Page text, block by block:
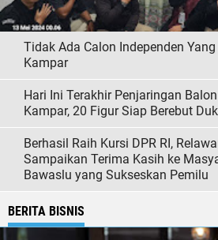
Tidak Ada Calon Independen
Kampar
Hari Ini Terakhir Penjaringan
Kampar, 20 Figur Siap Berebut
Berhasil Raih Kursi DPR RI,
Sampaikan Terima Kasih ke
Bawaslu yang Sukseskan Pemilu
BERITA BISNIS